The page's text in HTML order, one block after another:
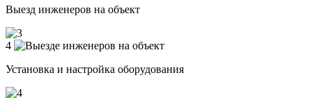
Выезд инженеров на объект
4
Установка и настройка оборудования